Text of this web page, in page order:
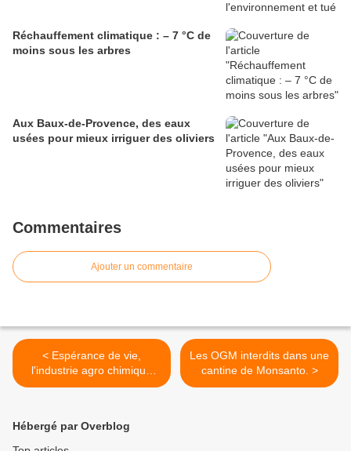
Réchauffement climatique : – 7 °C de
moins sous les arbres
Aux Baux-de-Provence, des eaux
usées pour mieux irriguer des oliviers
Commentaires
Ajouter un commentaire
< Espérance de vie,
l'industrie agro chimique
nous assassine
Les OGM interdits dans une
cantine de Monsanto. >
Hébergé par Overblog